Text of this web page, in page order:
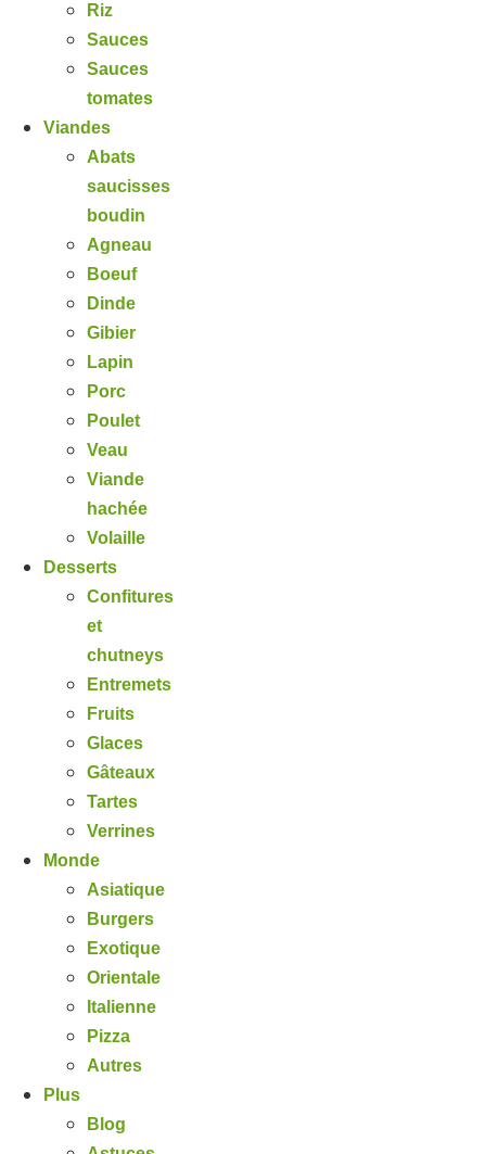
Riz
Sauces
Sauces
tomates
Viandes
Abats
saucisses
boudin
Agneau
Boeuf
Dinde
Gibier
Lapin
Porc
Poulet
Veau
Viande
hachée
Volaille
Desserts
Confitures
et
chutneys
Entremets
Fruits
Glaces
Gâteaux
Tartes
Verrines
Monde
Asiatique
Burgers
Exotique
Orientale
Italienne
Pizza
Autres
Plus
Blog